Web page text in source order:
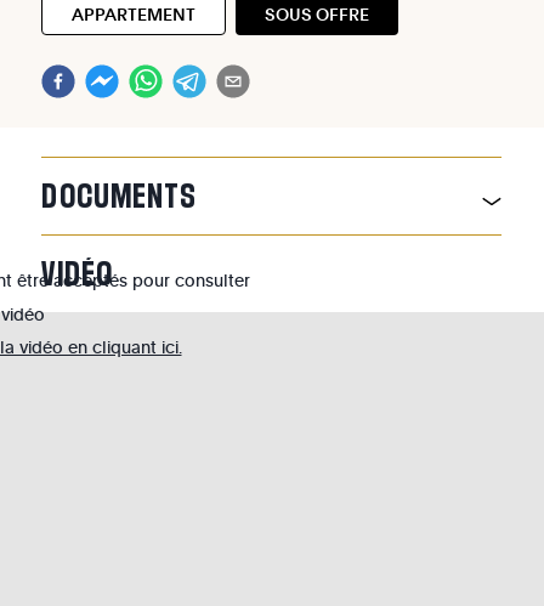
APPARTEMENT SOUS OFFRE
DOCUMENTS
VIDÉO
être acceptés pour consulter
vidéo en cliquant ici.